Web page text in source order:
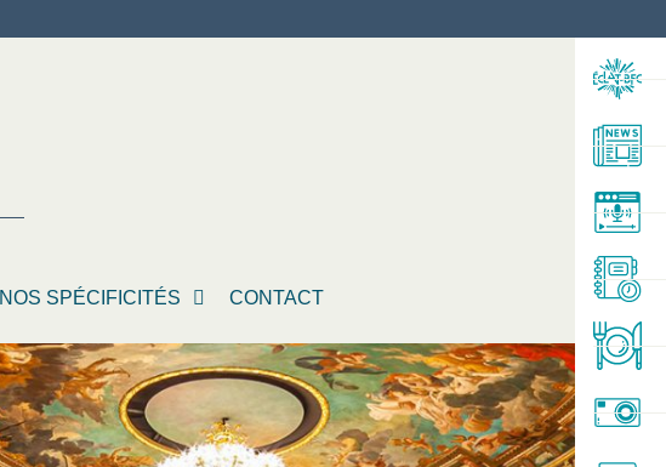
NOS SPÉCIFICITÉS CONTACT